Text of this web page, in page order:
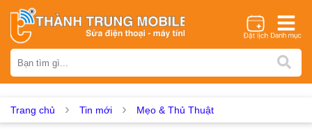
iPhone Samsung Oppo Xiaomi Realme Vivo
Asus Sony Vertu LG Tecno
Trang chủ Tin mới Mẹo & Thủ Thuật